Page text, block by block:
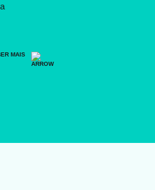
MAIS